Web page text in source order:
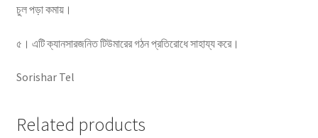
চুল পড়া কমায়।
৫। এটি ক্যানসারজনিত টিউমারের গঠন প্রতিরোধে সাহায্য করে।
Sorishar Tel
Related products